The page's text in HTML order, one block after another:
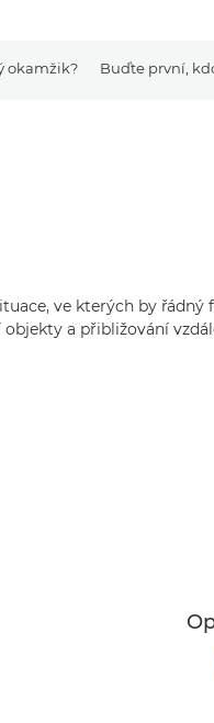
okamžik? Buďte první,
ve kterých by řádný
a přibližování